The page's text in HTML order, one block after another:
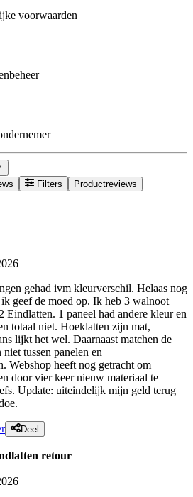
voorwaarden
Filters Productreviews
gehad ivm kleurverschil. Helaas nog
ik geef de moed op. Ik heb 3 walnoot
Eindlatten. 1 paneel had andere kleur en
totaal niet. Hoeklatten zijn mat,
lijkt het wel. Daarnaast matchen de
tussen panelen en
Webshop heeft nog getracht om
door vier keer nieuw materiaal te
Update: uiteindelijk mijn geld terug
Deel
retour